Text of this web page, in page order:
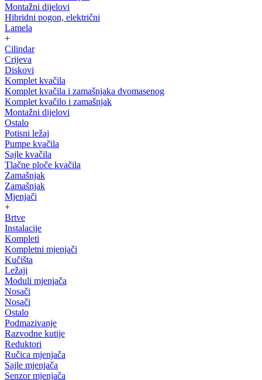
Montažni dijelovi
Hibridni pogon, električni
Lamela
+
Cilindar
Crijeva
Diskovi
Komplet kvačila
Komplet kvačila i zamašnjaka dvomasenog
Komplet kvačilo i zamašnjak
Montažni dijelovi
Ostalo
Potisni ležaj
Pumpe kvačila
Sajle kvačila
Tlačne ploče kvačila
Zamašnjak
Zamašnjak
Mjenjači
+
Brtve
Instalacije
Kompleti
Kompletni mjenjači
Kučišta
Ležaji
Moduli mjenjača
Nosači
Nosači
Ostalo
Podmazivanje
Razvodne kutije
Reduktori
Ručica mjenjača
Sajle mjenjača
Senzor mjenjača